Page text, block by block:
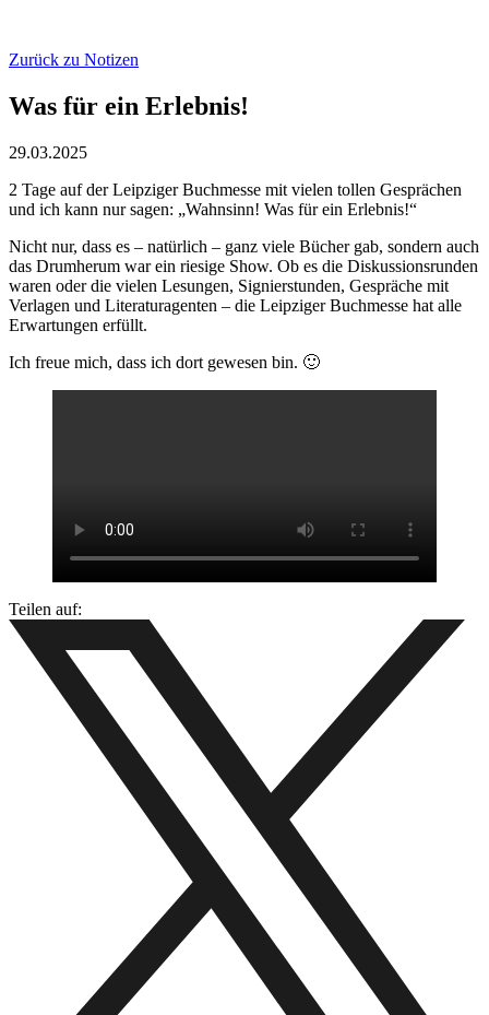
Zurück zu Notizen
Was für ein Erlebnis!
29.03.2025
2 Tage auf der Leipziger Buchmesse mit vielen tollen Gesprächen
und ich kann nur sagen: „Wahnsinn! Was für ein Erlebnis!“
Nicht nur, dass es – natürlich – ganz viele Bücher gab, sondern auch
das Drumherum war ein riesige Show. Ob es die Diskussionsrunden
waren oder die vielen Lesungen, Signierstunden, Gespräche mit
Verlagen und Literaturagenten – die Leipziger Buchmesse hat alle
Erwartungen erfüllt.
Ich freue mich, dass ich dort gewesen bin. 🙂
Teilen auf: